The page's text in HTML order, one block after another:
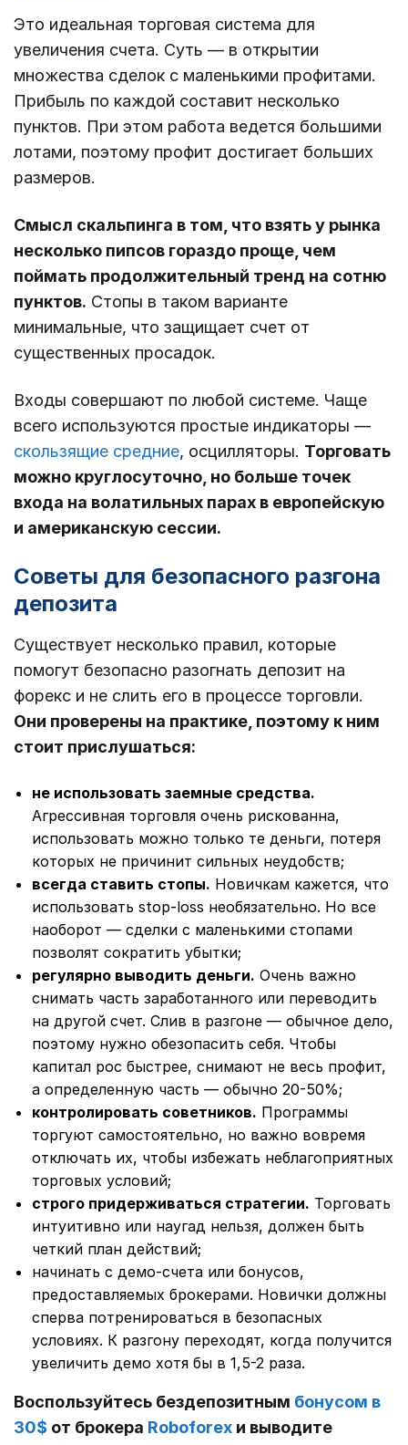
Это идеальная торговая система для
увеличения счета. Суть ― в открытии
множества сделок с маленькими профитами.
Прибыль по каждой составит несколько
пунктов. При этом работа ведется большими
лотами, поэтому профит достигает больших
размеров.
Смысл скальпинга в том, что взять у рынка
несколько пипсов гораздо проще, чем
поймать продолжительный тренд на сотню
пунктов. Стопы в таком варианте
минимальные, что защищает счет от
существенных просадок.
Входы совершают по любой системе. Чаще
всего используются простые индикаторы ―
скользящие средние, осцилляторы. Торговать
можно круглосуточно, но больше точек
входа на волатильных парах в европейскую
и американскую сессии.
Советы для безопасного разгона
депозита
Существует несколько правил, которые
помогут безопасно разогнать депозит на
форекс и не слить его в процессе торговли.
Они проверены на практике, поэтому к ним
стоит прислушаться:
не использовать заемные средства.
Агрессивная торговля очень рискованна,
использовать можно только те деньги, потеря
которых не причинит сильных неудобств;
всегда ставить стопы. Новичкам кажется, что
использовать stop-loss необязательно. Но все
наоборот — сделки с маленькими стопами
позволят сократить убытки;
регулярно выводить деньги. Очень важно
снимать часть заработанного или переводить
на другой счет. Слив в разгоне ― обычное дело,
поэтому нужно обезопасить себя. Чтобы
капитал рос быстрее, снимают не весь профит,
а определенную часть ― обычно 20-50%;
контролировать советников. Программы
торгуют самостоятельно, но важно вовремя
отключать их, чтобы избежать неблагоприятных
торговых условий;
строго придерживаться стратегии. Торговать
интуитивно или наугад нельзя, должен быть
четкий план действий;
начинать с демо-счета или бонусов,
предоставляемых брокерами. Новички должны
сперва потренироваться в безопасных
условиях. К разгону переходят, когда получится
увеличить демо хотя бы в 1,5-2 раза.
Воспользуйтесь бездепозитным бонусом в
30$ от брокера Roboforex и выводите